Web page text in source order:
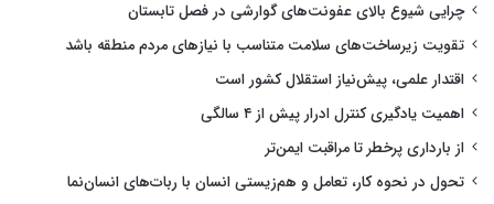
چرایی شیوع بالای عفونت‌های گوارشی در فصل تابستان
تقویت زیرساخت‌های سلامت متناسب با نیازهای مردم منطقه باشد
اقتدار علمی، پیش‌نیاز استقلال کشور است
اهمیت یادگیری کنترل ادرار پیش از ۴ سالگی
از بارداری پرخطر تا مراقبت ایمن‌تر
تحول در نحوه کار، تعامل و هم‌زیستی انسان با ربات‌های انسان‌نما